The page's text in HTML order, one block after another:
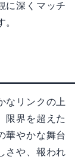
に深くマッチ
なリンクの上
限界を超えた
華やかな舞台
さや、報われ